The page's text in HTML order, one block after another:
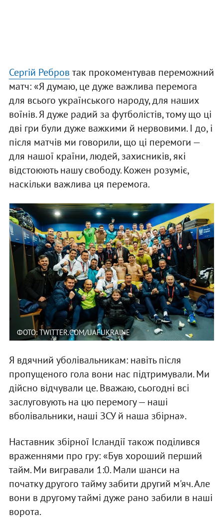
Сергій Ребров так прокоментував переможний
матч: «Я думаю, це дуже важлива перемога
для всього українського народу, для наших
воїнів. Я дуже радий за футболістів, тому що ці
дві гри були дуже важкими й нервовими. І до, і
після матчів ми говорили, що ці перемоги —
для нашої країни, людей, захисників, які
відстоюють нашу свободу. Кожен розуміє,
наскільки важлива ця перемога.
ФОТО: TWITTER.COM/UAFUKRAINE
Я вдячний уболівальникам: навіть після
пропущеного гола вони нас підтримували. Ми
дійсно відчували це. Вважаю, сьогодні всі
заслуговують на цю перемогу — наші
вболівальники, наші ЗСУ й наша збірна».
Наставник збірної Ісландії також поділився
враженнями про гру: «Був хороший перший
тайм. Ми вигравали 1:0. Мали шанси на
початку другого тайму забити другий м'яч. Але
вони в другому таймі дуже рано забили в наші
ворота.